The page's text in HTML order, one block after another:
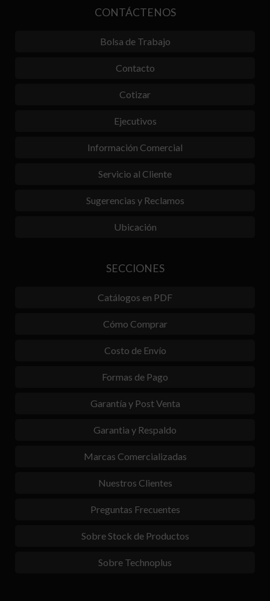
CONTÁCTENOS
Bolsa de Trabajo
Contacto
Cotizar
Ejecutivos
Información Comercial
Servicio al Cliente
Sugerencias y Reclamos
Ubicación
SECCIONES
Catálogos en PDF
Cómo Comprar
Costo de Envío
Formas de Pago
Garantía y Post Venta
Garantia y Respaldo
Marcas Comercializadas
Nuestros Clientes
Preguntas Frecuentes
Sobre Stock de Productos
Sobre Technoplus